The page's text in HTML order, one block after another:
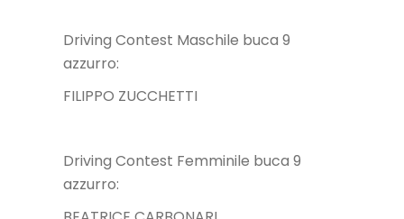
Driving Contest Maschile buca 9
azzurro:
FILIPPO ZUCCHETTI
Driving Contest Femminile buca 9
azzurro: